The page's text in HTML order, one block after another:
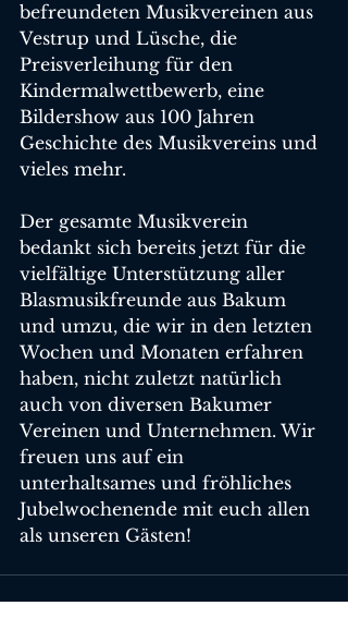
befreundeten Musikvereinen aus
Vestrup und Lüsche, die
Preisverleihung für den
Kindermalwettbewerb, eine
Bildershow aus 100 Jahren
Geschichte des Musikvereins und
vieles mehr.
Der gesamte Musikverein
bedankt sich bereits jetzt für die
vielfältige Unterstützung aller
Blasmusikfreunde aus Bakum
und umzu, die wir in den letzten
Wochen und Monaten erfahren
haben, nicht zuletzt natürlich
auch von diversen Bakumer
Vereinen und Unternehmen. Wir
freuen uns auf ein
unterhaltsames und fröhliches
Jubelwochenende mit euch allen
als unseren Gästen!